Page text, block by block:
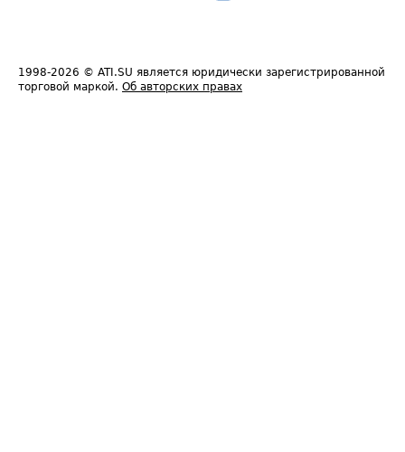
1998-2026 © ATI.SU является юридически зарегистрированной
торговой маркой. Об авторских правах